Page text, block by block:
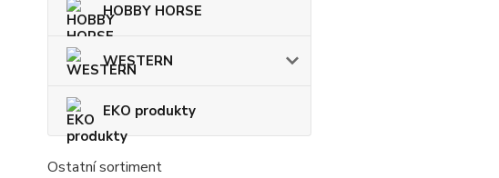
HOBBY HORSE
WESTERN
EKO produkty
Ostatní sortiment